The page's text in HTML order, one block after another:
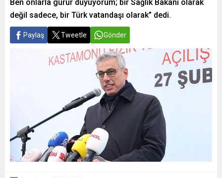
Ben onlarla gurur duyuyorum; bir Sağlık Bakanı olarak
değil sadece, bir Türk vatandaşı olarak” dedi.
Paylaş Tweetle Gönder